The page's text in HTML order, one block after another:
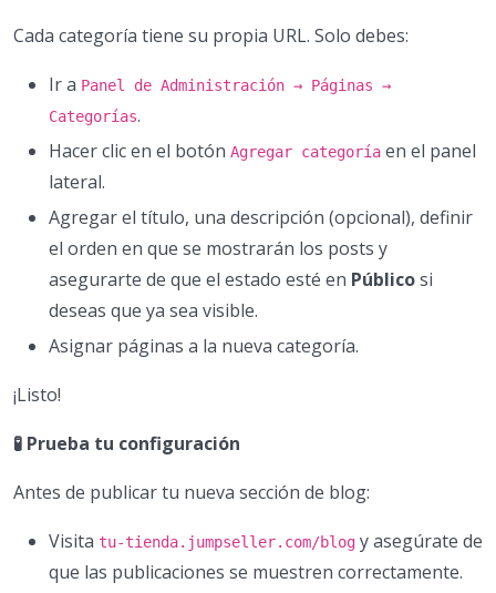
Cada categoría tiene su propia URL. Solo debes:
Ir a Panel de Administración → Páginas →
Categorías.
Hacer clic en el botón Agregar categoría en el panel
lateral.
Agregar el título, una descripción (opcional), definir
el orden en que se mostrarán los posts y
asegurarte de que el estado esté en Públicosi
deseas que ya sea visible.
Asignar páginas a la nueva categoría.
¡Listo!
🧪 Prueba tu configuración
Antes de publicar tu nueva sección de blog:
Visita tu-tienda.jumpseller.com/blog y asegúrate de
que las publicaciones se muestren correctamente.